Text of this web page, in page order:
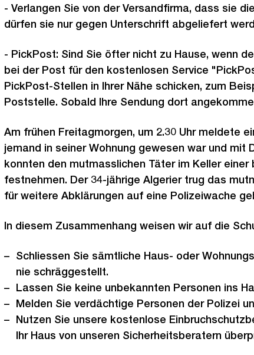
- Verlangen Sie von der Versandfirma, dass sie
dürfen sie nur gegen Unterschrift abgeliefert
- PickPost: Sind Sie öfter nicht zu Hause, wenn
bei der Post für den kostenlosen Service
PickPost-Stellen in Ihrer Nähe schicken, zum
Poststelle. Sobald Ihre Sendung dort
Am frühen Freitagmorgen, um 2.30 Uhr meldete
jemand in seiner Wohnung gewesen war und
konnten den mutmasslichen Täter im Keller
festnehmen. Der 34-jährige Algerier trug das
für weitere Abklärungen auf eine Polizeiwache
In diesem Zusammenhang weisen wir auf die
Schliessen Sie sämtliche Haus- oder
nie schräggestellt.
Lassen Sie keine unbekannten Personen ins
Melden Sie verdächtige Personen der Polizei
Nutzen Sie unsere kostenlose
Ihr Haus von unseren Sicherheitsberatern